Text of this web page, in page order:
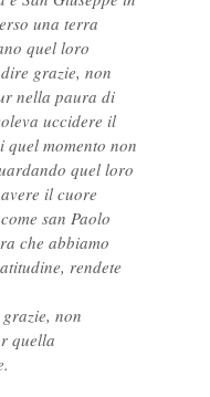
una terra
quel loro
grazie, non
nella paura di
uccidere il
momento non
quel loro
il cuore
san Paolo
che abbiamo
rendete
non
quella